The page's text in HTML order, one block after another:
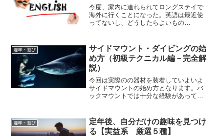
今度、家内に連れられてロングステイで
海外に行くことになった。英語は最近使
ってないし、どうしたらよいもの
ば、生活するだけなら大丈夫。どうすれ
ば英語が実践できるか見てみましょう。
趣味・遊び
サイドマウント・ダイビングの始
め方（初級テクニカル編－完全解
説）
今回は実際のの器材を装着していよいよ
サイドマウントの始め方となります。バ
ックマウントでは十分な経験があって
かりとなるテクニックは10種類、各テク
ニックを完全解説します。
趣味・遊び
定年後、自分だけの趣味を見つけ
る【実益系 厳選５種】